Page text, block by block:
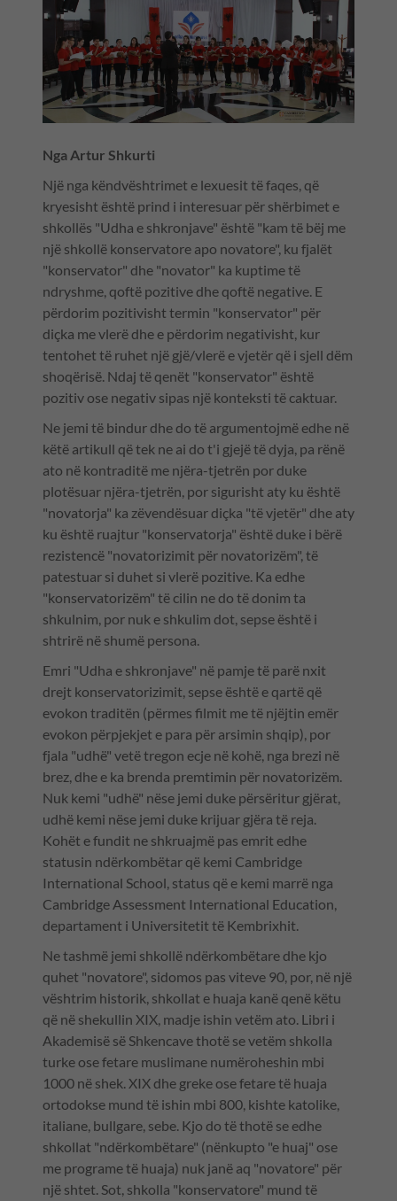
Nga Artur Shkurti
Një nga këndvështrimet e lexuesit të faqes, që
kryesisht është prind i interesuar për shërbimet e
shkollës "Udha e shkronjave" është "kam të bëj me
një shkollë konservatore apo novatore", ku fjalët
"konservator" dhe "novator" ka kuptime të
ndryshme, qoftë pozitive dhe qoftë negative. E
përdorim pozitivisht termin "konservator" për
diçka me vlerë dhe e përdorim negativisht, kur
tentohet të ruhet një gjë/vlerë e vjetër që i sjell dëm
shoqërisë. Ndaj të qenët "konservator" është
pozitiv ose negativ sipas një konteksti të caktuar.
Ne jemi të bindur dhe do të argumentojmë edhe në
këtë artikull që tek ne ai do t'i gjejë të dyja, pa rënë
ato në kontraditë me njëra-tjetrën por duke
plotësuar njëra-tjetrën, por sigurisht aty ku është
"novatorja" ka zëvendësuar diçka "të vjetër" dhe aty
ku është ruajtur "konservatorja" është duke i bërë
rezistencë "novatorizimit për novatorizëm", të
patestuar si duhet si vlerë pozitive. Ka edhe
"konservatorizëm" të cilin ne do të donim ta
shkulnim, por nuk e shkulim dot, sepse është i
shtrirë në shumë persona.
Emri "Udha e shkronjave" në pamje të parë nxit
drejt konservatorizimit, sepse është e qartë që
evokon traditën (përmes filmit me të njëjtin emër
evokon përpjekjet e para për arsimin shqip), por
fjala "udhë" vetë tregon ecje në kohë, nga brezi në
brez, dhe e ka brenda premtimin për novatorizëm.
Nuk kemi "udhë" nëse jemi duke përsëritur gjërat,
udhë kemi nëse jemi duke krijuar gjëra të reja.
Kohët e fundit ne shkruajmë pas emrit edhe
statusin ndërkombëtar që kemi Cambridge
International School, status që e kemi marrë nga
Cambridge Assessment International Education,
departament i Universitetit të Kembrixhit.
Ne tashmë jemi shkollë ndërkombëtare dhe kjo
quhet "novatore", sidomos pas viteve 90, por, në një
vështrim historik, shkollat e huaja kanë qenë këtu
që në shekullin XIX, madje ishin vetëm ato. Libri i
Akademisë së Shkencave thotë se vetëm shkolla
turke ose fetare muslimane numëroheshin mbi
1000 në shek. XIX dhe greke ose fetare të huaja
ortodokse mund të ishin mbi 800, kishte katolike,
italiane, bullgare, sebe. Kjo do të thotë se edhe
shkollat "ndërkombëtare" (nënkupto "e huaj" ose
me programe të huaja) nuk janë aq "novatore" për
një shtet. Sot, shkolla "konservatore" mund të